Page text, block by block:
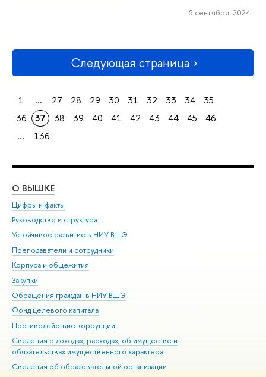
5 сентября 2024
Следующая страница
1 ... 27 28 29 30 31 32 33 34
35
36
37 38 39 40 41 42 43 44 45
46
...
136
О ВЫШКЕ
Цифры и факты
Руководство и структура
Устойчивое развитие в НИУ ВШЭ
Преподаватели и сотрудники
Корпуса и общежития
Закупки
Обращения граждан в НИУ ВШЭ
Фонд целевого капитала
Противодействие коррупции
Сведения о доходах, расходах, об имуществе и
обязательствах имущественного характера
Сведения об образовательной организации